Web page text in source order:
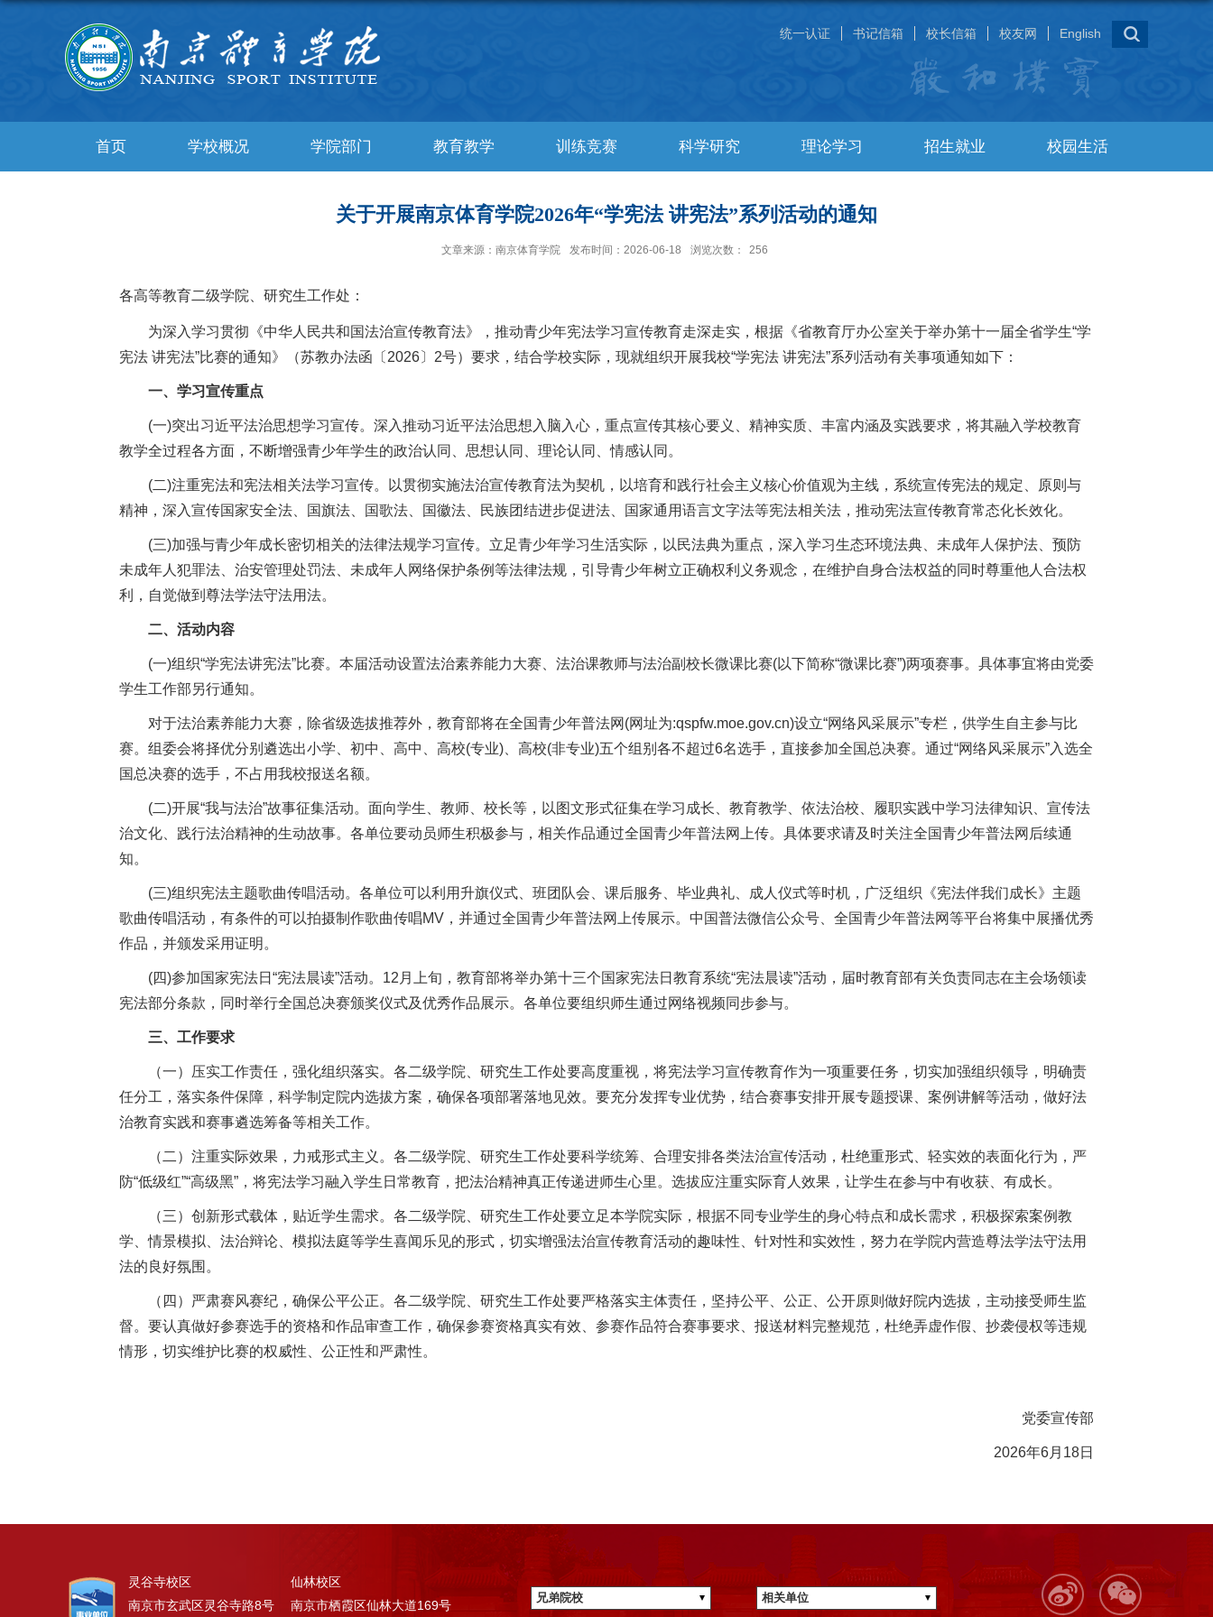
统一认证 书记信箱 校长信箱 校友网 English
首页 学校概况 学院部门 教育教学 训练竞赛 科学研究 理论学习 招生就业 校园生活
关于开展南京体育学院2026年“学宪法 讲宪法”系列活动的通知
文章来源：南京体育学院 发布时间：2026-06-18 浏览次数： 256
各高等教育二级学院、研究生工作处：
为深入学习贯彻《中华人民共和国法治宣传教育法》，推动青少年宪法学习宣传教育走深走实，根据《省教育厅办公室关于举办第十一届全省学生“学
宪法 讲宪法”比赛的通知》（苏教办法函〔2026〕2号）要求，结合学校实际，现就组织开展我校“学宪法 讲宪法”系列活动有关事项通知如下：
一、学习宣传重点
(一)突出习近平法治思想学习宣传。深入推动习近平法治思想入脑入心，重点宣传其核心要义、精神实质、丰富内涵及实践要求，将其融入学校教育
教学全过程各方面，不断增强青少年学生的政治认同、思想认同、理论认同、情感认同。
(二)注重宪法和宪法相关法学习宣传。以贯彻实施法治宣传教育法为契机，以培育和践行社会主义核心价值观为主线，系统宣传宪法的规定、原则与
精神，深入宣传国家安全法、国旗法、国歌法、国徽法、民族团结进步促进法、国家通用语言文字法等宪法相关法，推动宪法宣传教育常态化长效化。
(三)加强与青少年成长密切相关的法律法规学习宣传。立足青少年学习生活实际，以民法典为重点，深入学习生态环境法典、未成年人保护法、预防
未成年人犯罪法、治安管理处罚法、未成年人网络保护条例等法律法规，引导青少年树立正确权利义务观念，在维护自身合法权益的同时尊重他人合法权
利，自觉做到尊法学法守法用法。
二、活动内容
(一)组织“学宪法讲宪法”比赛。本届活动设置法治素养能力大赛、法治课教师与法治副校长微课比赛(以下简称“微课比赛”)两项赛事。具体事宜将由党委
学生工作部另行通知。
对于法治素养能力大赛，除省级选拔推荐外，教育部将在全国青少年普法网(网址为:qspfw.moe.gov.cn)设立“网络风采展示”专栏，供学生自主参与比
赛。组委会将择优分别遴选出小学、初中、高中、高校(专业)、高校(非专业)五个组别各不超过6名选手，直接参加全国总决赛。通过“网络风采展示”入选全
国总决赛的选手，不占用我校报送名额。
(二)开展“我与法治”故事征集活动。面向学生、教师、校长等，以图文形式征集在学习成长、教育教学、依法治校、履职实践中学习法律知识、宣传法
治文化、践行法治精神的生动故事。各单位要动员师生积极参与，相关作品通过全国青少年普法网上传。具体要求请及时关注全国青少年普法网后续通
知。
(三)组织宪法主题歌曲传唱活动。各单位可以利用升旗仪式、班团队会、课后服务、毕业典礼、成人仪式等时机，广泛组织《宪法伴我们成长》主题
歌曲传唱活动，有条件的可以拍摄制作歌曲传唱MV，并通过全国青少年普法网上传展示。中国普法微信公众号、全国青少年普法网等平台将集中展播优秀
作品，并颁发采用证明。
(四)参加国家宪法日“宪法晨读”活动。12月上旬，教育部将举办第十三个国家宪法日教育系统“宪法晨读”活动，届时教育部有关负责同志在主会场领读
宪法部分条款，同时举行全国总决赛颁奖仪式及优秀作品展示。各单位要组织师生通过网络视频同步参与。
三、工作要求
（一）压实工作责任，强化组织落实。各二级学院、研究生工作处要高度重视，将宪法学习宣传教育作为一项重要任务，切实加强组织领导，明确责
任分工，落实条件保障，科学制定院内选拔方案，确保各项部署落地见效。要充分发挥专业优势，结合赛事安排开展专题授课、案例讲解等活动，做好法
治教育实践和赛事遴选筹备等相关工作。
（二）注重实际效果，力戒形式主义。各二级学院、研究生工作处要科学统筹、合理安排各类法治宣传活动，杜绝重形式、轻实效的表面化行为，严
防“低级红”“高级黑”，将宪法学习融入学生日常教育，把法治精神真正传递进师生心里。选拔应注重实际育人效果，让学生在参与中有收获、有成长。
（三）创新形式载体，贴近学生需求。各二级学院、研究生工作处要立足本学院实际，根据不同专业学生的身心特点和成长需求，积极探索案例教
学、情景模拟、法治辩论、模拟法庭等学生喜闻乐见的形式，切实增强法治宣传教育活动的趣味性、针对性和实效性，努力在学院内营造尊法学法守法用
法的良好氛围。
（四）严肃赛风赛纪，确保公平公正。各二级学院、研究生工作处要严格落实主体责任，坚持公平、公正、公开原则做好院内选拔，主动接受师生监
督。要认真做好参赛选手的资格和作品审查工作，确保参赛资格真实有效、参赛作品符合赛事要求、报送材料完整规范，杜绝弄虚作假、抄袭侵权等违规
情形，切实维护比赛的权威性、公正性和严肃性。
党委宣传部
2026年6月18日
灵谷寺校区
南京市玄武区灵谷寺路8号
仙林校区
南京市栖霞区仙林大道169号
兄弟院校 相关单位